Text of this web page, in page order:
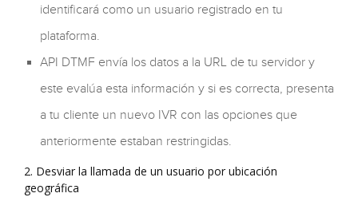
identificará como un usuario registrado en tu
plataforma.
API DTMF envía los datos a la URL de tu servidor y
este evalúa esta información y si es correcta, presenta
a tu cliente un nuevo IVR con las opciones que
anteriormente estaban restringidas.
2. Desviar la llamada de un usuario por ubicación
geográfica